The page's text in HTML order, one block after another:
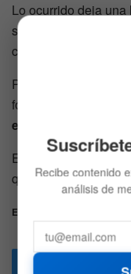
Lo ocurrido deja
siendo un activo
capacidad financiera.
Pero también
forma impulsiva.
estrategia
En un mercado
quietud también
Etiquetas:
Articulos
Recibe contenido
análisis de